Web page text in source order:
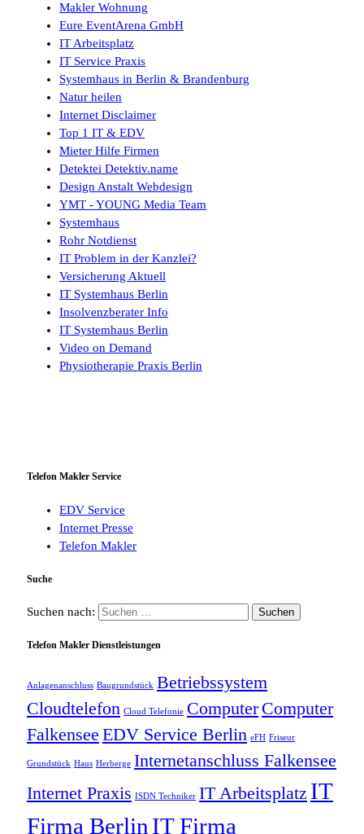
Makler Wohnung
Eure EventArena GmbH
IT Arbeitsplatz
IT Service Praxis
Systemhaus in Berlin & Brandenburg
Natur heilen
Internet Disclaimer
Top 1 IT & EDV
Mieter Hilfe Firmen
Detektei Detektiv.name
Design Anstalt Webdesign
YMT - YOUNG Media Team
Systemhaus
Rohr Notdienst
IT Problem in der Kanzlei?
Versicherung Aktuell
IT Systemhaus Berlin
Insolvenzberater Info
IT Systemhaus Berlin
Video on Demand
Physiotherapie Praxis Berlin
Telefon Makler Service
EDV Service
Internet Presse
Telefon Makler
Suche
Suchen nach:
Telefon Makler Dienstleistungen
Anlagenanschluss Baugrundstück Betriebssystem
Cloudtelefon Cloud Telefonie Computer Computer
Falkensee EDV Service Berlin eFH Friseur
Grundstück Haus Herberge Internetanschluss Falkensee
Internet Praxis ISDN Techniker IT Arbeitsplatz IT
Firma Berlin IT Firma